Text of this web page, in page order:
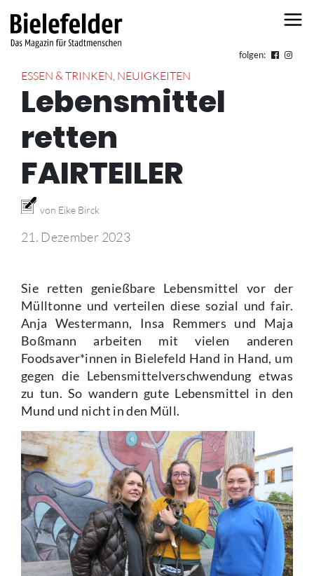
folgen:
ESSEN & TRINKEN, NEUIGKEITEN
Lebensmittel
retten
FAIRTEILER
von Eike Birck
21. Dezember 2023
Sie retten genießbare Lebensmittel vor der
Mülltonne und verteilen diese sozial und fair.
Anja Westermann, Insa Remmers und Maja
Boßmann arbeiten mit vielen anderen
Foodsaver*innen in Bielefeld Hand in Hand, um
gegen die Lebensmittelverschwendung etwas
zu tun. So wandern gute Lebensmittel in den
Mund und nicht in den Müll.